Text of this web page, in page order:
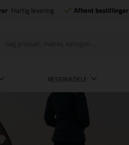
Hurtig levering Afhent bestillinger
RESERVEDELE